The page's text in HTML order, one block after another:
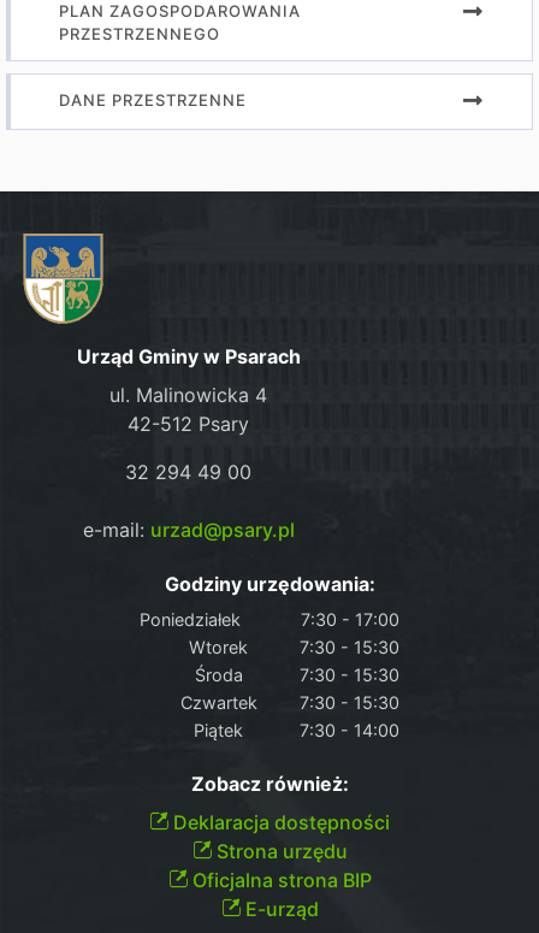
PLAN ZAGOSPODAROWANIA
PRZESTRZENNEGO
DANE PRZESTRZENNE
Urząd Gminy w Psarach
ul. Malinowicka 4
42-512 Psary
32 294 49 00
e-mail: urzad@psary.pl
Godziny urzędowania:
Poniedziałek
7:30 - 17:00
Wtorek
7:30 - 15:30
Środa
7:30 - 15:30
Czwartek
7:30 - 15:30
Piątek
7:30 - 14:00
Zobacz również:
Deklaracja dostępności
Strona urzędu
Oficjalna strona BIP
E-urząd